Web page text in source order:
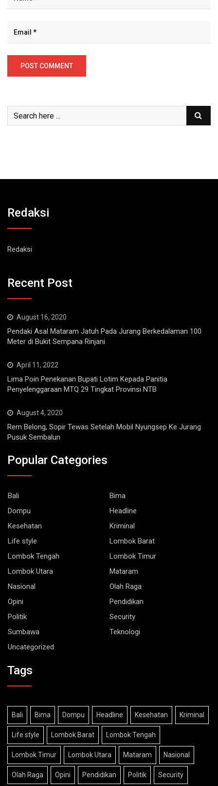
Redaksi
Redaksi
Recent Post
August 16, 2020
Pendaki Asal Mataram Jatuh Pada Jurang Berkedalaman 100
Meter di Bukit Sempana Rinjani
April 11, 2022
Lima Poin Penekanan Bupati Lotim Kepada Panitia
Penyelenggaraan MTQ 29 Tingkat Provinsi NTB
August 4, 2020
Rem Belong, Sopir Tewas Setelah Mobil Nyungsep Ke Jurang
Pusuk Sembalun
Popular Categories
Bali
Bima
Dompu
Headline
Kesehatan
Kriminal
Life style
Lombok Barat
Lombok Tengah
Lombok Timur
Lombok Utara
Mataram
Nasional
Olah Raga
Opini
Pendidikan
Politik
Security
Sumbawa
Teknologi
Uncategorized
Tags
Bali Bima Dompu Headline Kesehatan Kriminal
Life style Lombok Barat Lombok Tengah
Lombok Timur Lombok Utara Mataram Nasional
Olah Raga Opini Pendidikan Politik Security